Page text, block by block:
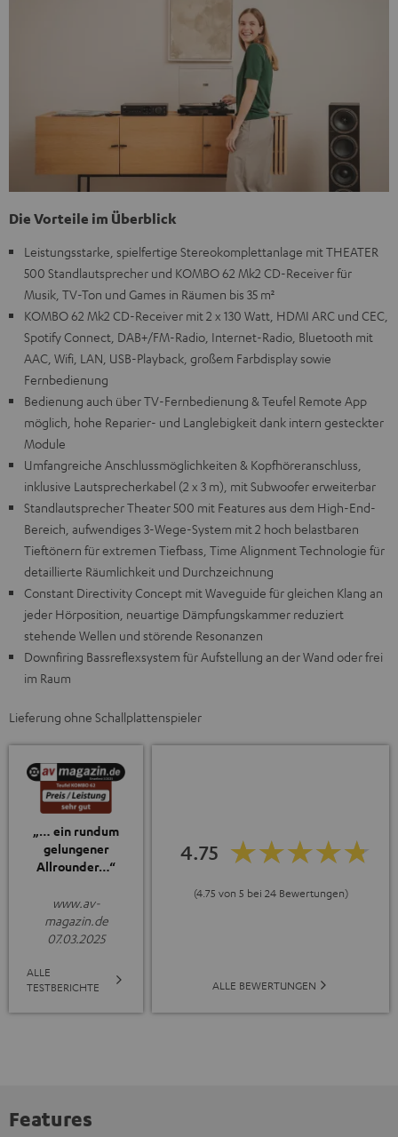
Die Vorteile im Überblick
Leistungsstarke, spielfertige Stereokomplettanlage mit THEATER
500 Standlautsprecher und KOMBO 62 Mk2 CD-Receiver für
Musik, TV-Ton und Games in Räumen bis 35 m²
KOMBO 62 Mk2 CD-Receiver mit 2 x 130 Watt, HDMI ARC und CEC,
Spotify Connect, DAB+/FM-Radio, Internet-Radio, Bluetooth mit
AAC, Wifi, LAN, USB-Playback, großem Farbdisplay sowie
Fernbedienung
Bedienung auch über TV-Fernbedienung & Teufel Remote App
möglich, hohe Reparier- und Langlebigkeit dank intern gesteckter
Module
Umfangreiche Anschlussmöglichkeiten & Kopfhöreranschluss,
inklusive Lautsprecherkabel (2 x 3 m), mit Subwoofer erweiterbar
Standlautsprecher Theater 500 mit Features aus dem High-End-
Bereich, aufwendiges 3-Wege-System mit 2 hoch belastbaren
Tieftönern für extremen Tiefbass, Time Alignment Technologie für
detaillierte Räumlichkeit und Durchzeichnung
Constant Directivity Concept mit Waveguide für gleichen Klang an
jeder Hörposition, neuartige Dämpfungskammer reduziert
stehende Wellen und störende Resonanzen
Downfiring Bassreflexsystem für Aufstellung an der Wand oder frei
im Raum
Lieferung ohne Schallplattenspieler
„… ein rundum
gelungener
Allrounder…“
www.av-
magazin.de
07.03.2025
ALLE
TESTBERICHTE
4.75
(4.75 von 5 bei 24 Bewertungen)
ALLE BEWERTUNGEN
Features